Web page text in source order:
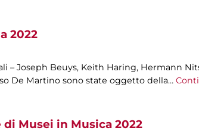
2022
– Joseph Beuys, Keith Haring, Hermann
De Martino sono state oggetto della…
di Musei in Musica 2022